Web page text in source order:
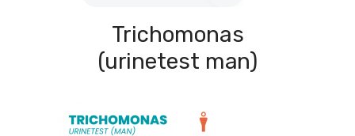
Trichomonas
(urinetest man)
Mijn Uitslag